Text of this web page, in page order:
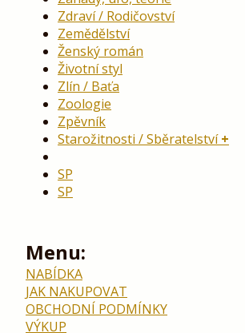
Zdraví / Rodičovství
Zemědělství
Ženský román
Životní styl
Zlín / Baťa
Zoologie
Zpěvník
Starožitnosti / Sběratelství
SP
SP
Menu:
NABÍDKA
JAK NAKUPOVAT
OBCHODNÍ PODMÍNKY
VÝKUP